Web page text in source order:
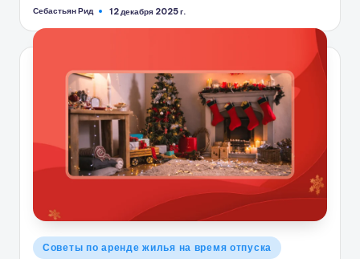
Запись
Себастьян Рид 12 декабря 2025 г.
Опубликовано
Советы по аренде жилья на время отпуска